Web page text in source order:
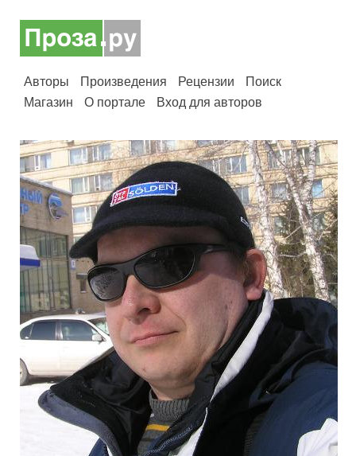
Авторы Произведения Рецензии
Поиск
Магазин
О портале Вход для авторов